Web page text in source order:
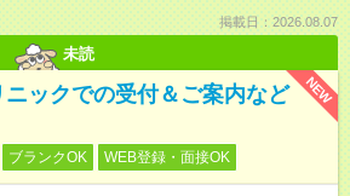
掲載日：2026.08.07
未読
NEW
ニックでの受付＆ご案内など
ブランクOK WEB登録・面接OK